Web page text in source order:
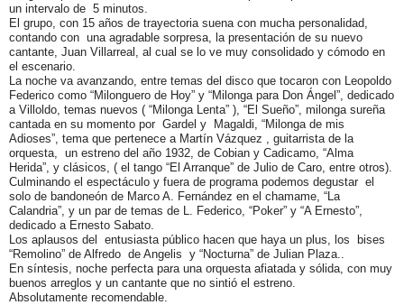
un intervalo de 5 minutos.
El grupo, con 15 años de trayectoria suena con mucha personalidad,
contando con una agradable sorpresa, la presentación de su nuevo
cantante, Juan Villarreal, al cual se lo ve muy consolidado y cómodo en
el escenario.
La noche va avanzando, entre temas del disco que tocaron con Leopoldo
Federico como “Milonguero de Hoy” y “Milonga para Don Ángel”, dedicado
a Villoldo, temas nuevos ( “Milonga Lenta” ), “El Sueño”, milonga sureña
cantada en su momento por Gardel y Magaldi, “Milonga de mis
Adioses”, tema que pertenece a Martín Vázquez , guitarrista de la
orquesta, un estreno del año 1932, de Cobian y Cadicamo, “Alma
Herida”, y clásicos, ( el tango “El Arranque” de Julio de Caro, entre otros).
Culminando el espectáculo y fuera de programa podemos degustar el
solo de bandoneón de Marco A. Fernández en el chamame, “La
Calandria”, y un par de temas de L. Federico, “Poker” y “A Ernesto”,
dedicado a Ernesto Sabato.
Los aplausos del entusiasta público hacen que haya un plus, los bises
“Remolino” de Alfredo de Angelis y “Nocturna” de Julian Plaza..
En síntesis, noche perfecta para una orquesta afiatada y sólida, con muy
buenos arreglos y un cantante que no sintió el estreno.
Absolutamente recomendable.